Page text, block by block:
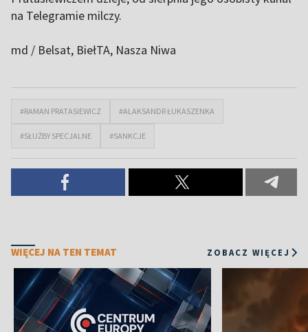
na Telegramie milczy.
md / Belsat, BiełTA, Nasza Niwa
#RAMAN PRATASIEWICZ #ALAKSANDR ŁUKASZENKA
#SŁUŻBY SPECJALNE #SANKCJE
WIĘCEJ NA TEN TEMAT ZOBACZ WIĘCEJ